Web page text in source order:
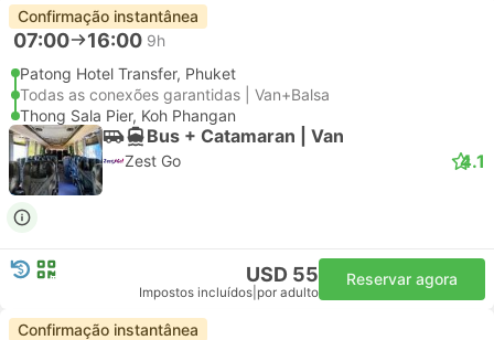
Confirmação instantânea
07:00 16:00 9h
Patong Hotel Transfer, Phuket
Todas as conexões garantidas | Van+Balsa
Thong Sala Pier, Koh Phangan
Bus + Catamaran | Van
Zest Go 4.1
USD 55
Impostos incluídos por adulto
Reservar agora
Confirmação instantânea